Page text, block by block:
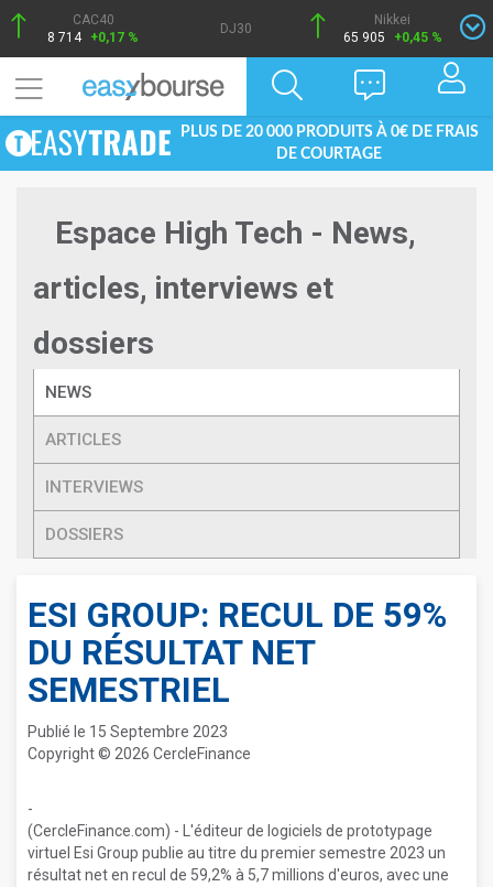
CAC40
8 714 +0,17 %
DJ30
Nikkei
65 905
+0,45 %
PLUS DE 20 000 PRODUITS À 0€ DE FRAIS
DE COURTAGE
Espace High Tech - News,
articles, interviews et
dossiers
NEWS
ARTICLES
INTERVIEWS
DOSSIERS
ESI GROUP: RECUL DE 59%
DU RÉSULTAT NET
SEMESTRIEL
Publié le 15 Septembre 2023
Copyright © 2026 CercleFinance
-
(CercleFinance.com) - L'éditeur de logiciels de prototypage
virtuel Esi Group publie au titre du premier semestre 2023 un
résultat net en recul de 59,2% à 5,7 millions d'euros, avec une